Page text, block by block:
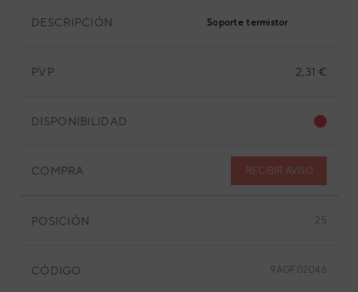
DESCRIPCIÓN Soporte termistor
PVP 2,31 €
DISPONIBILIDAD
COMPRA RECIBIR AVISO
POSICIÓN 25
CÓDIGO 9AGF02046